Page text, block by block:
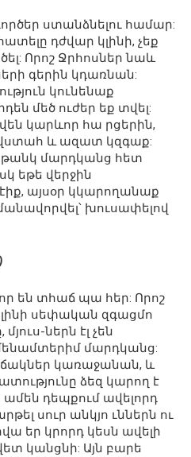
ստանձնելու համար:
դժվար կլինի, չեք
Որոշ Ջրհոսներ նաև
գերին կդառնան:
կունենաք
մեծ ուժեր եք տվել:
կարևոր հա րցերին,
և ազատ կզգաք:
թանկ մարդկանց հետ
եթե վերջին
այսօր կկարողանաք
խուսափելով
են տհաճ պա հեր: Որոշ
սեփական զգացմո
ներն էլ չեն
մարդկանց:
կառաջանան, և
ձեզ կարող է
դեպքում ավելորդ
սուր անկյո ւններն ու
եր կրորդ կեսն ավելի
կանցնի: Այն բարե